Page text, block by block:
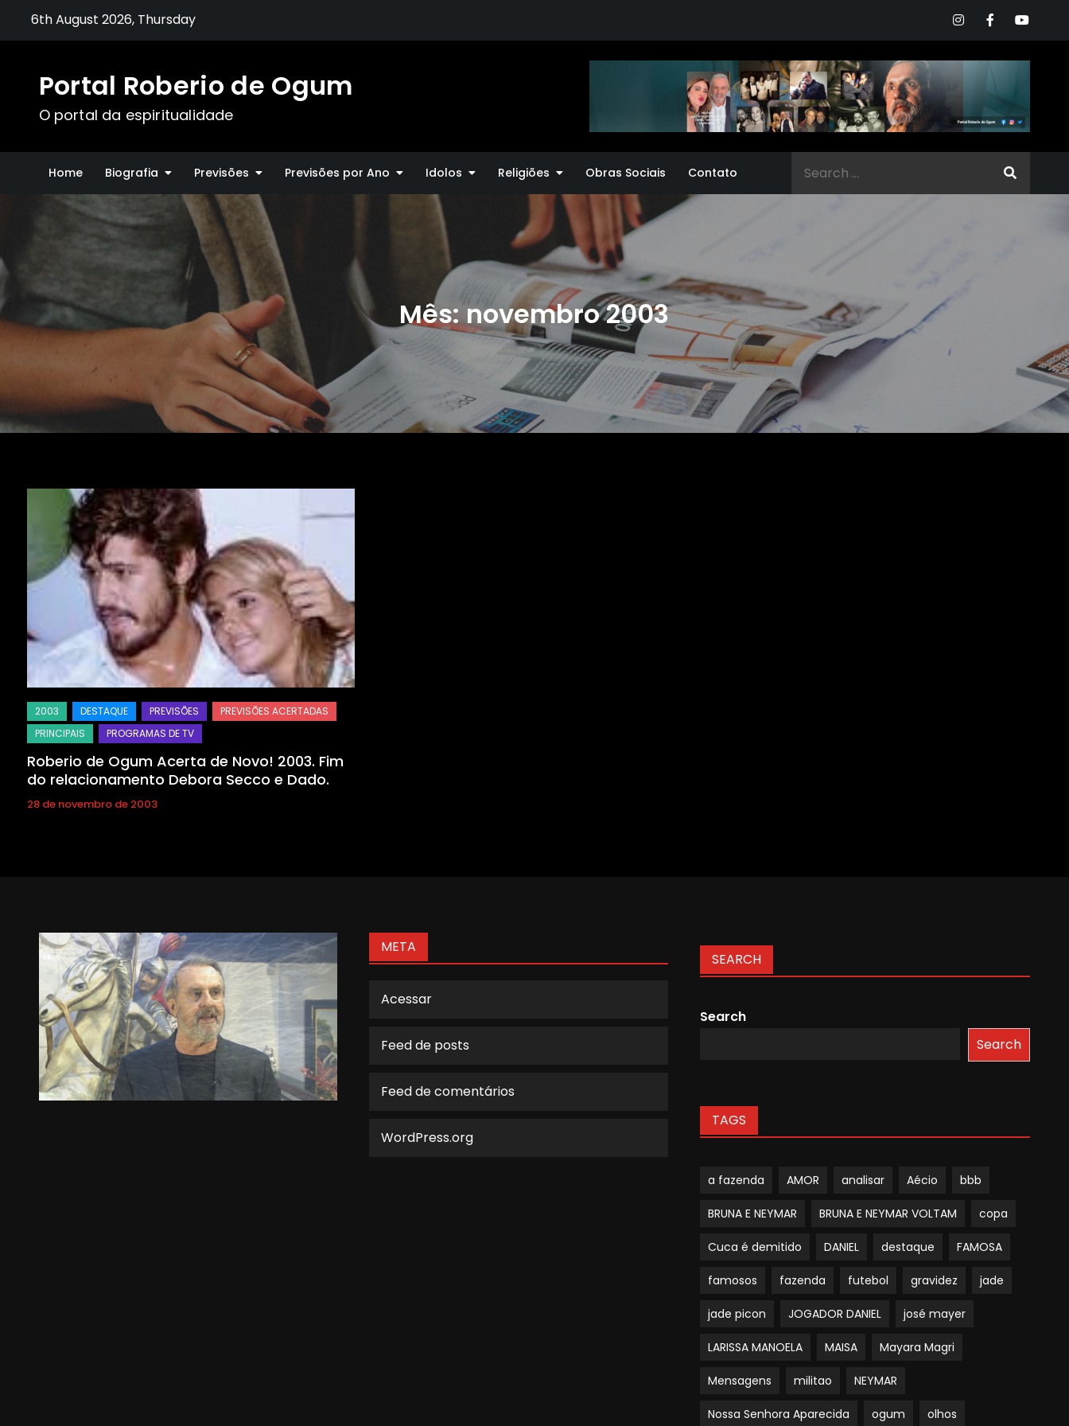
6th August 2026, Thursday
Portal Roberio de Ogum
O portal da espiritualidade
Home Biografia Previsões Previsões por Ano Idolos Religiões Obras Sociais Contato
Mês:novembro 2003
Roberio de Ogum Acerta de Novo! 2003. Fim
do relacionamento Debora Secco e Dado.
28 de novembro de 2003
META
Acessar
Feed de posts
Feed de comentários
WordPress.org
SEARCH
Search
Search
TAGS
a fazenda AMOR analisar Aécio bbb
BRUNA E NEYMAR BRUNA E NEYMAR VOLTAM copa
Cuca é demitido DANIEL destaque FAMOSA
famosos fazenda futebol gravidez jade
jade picon JOGADOR DANIEL josé mayer
LARISSA MANOELA MAISA Mayara Magri
Mensagens militao NEYMAR
Nossa Senhora Aparecida ogum olhos